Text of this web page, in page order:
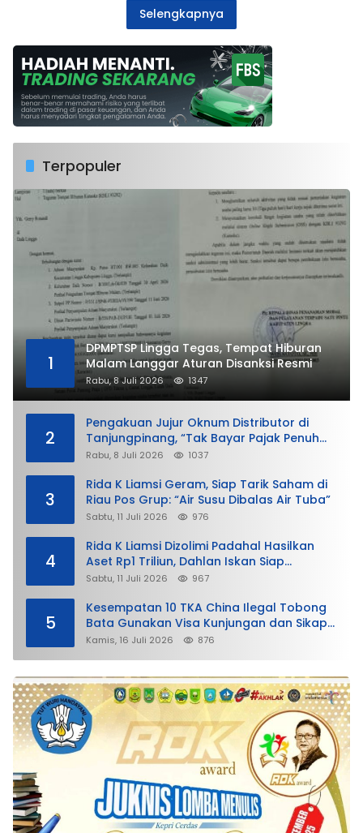
Selengkapnya
Terpopuler
1
DPMPTSP Lingga Tegas, Tempat Hiburan
Malam Langgar Aturan Disanksi Resmi
Rabu, 8 Juli 2026 1347
2
Pengakuan Jujur Oknum Distributor di
Tanjungpinang, “Tak Bayar Pajak Penuh
demi Untung”
Rabu, 8 Juli 2026 1037
3
Rida K Liamsi Geram, Siap Tarik Saham di
Riau Pos Grup: “Air Susu Dibalas Air Tuba”
Sabtu, 11 Juli 2026 976
4
Rida K Liamsi Dizolimi Padahal Hasilkan
Aset Rp1 Triliun, Dahlan Iskan Siap
Membela
Sabtu, 11 Juli 2026 967
5
Kesempatan 10 TKA China Ilegal Tobong
Bata Gunakan Visa Kunjungan dan Sikap
Lunak Ditjen Imigrasi Kepri?
Kamis, 16 Juli 2026 876